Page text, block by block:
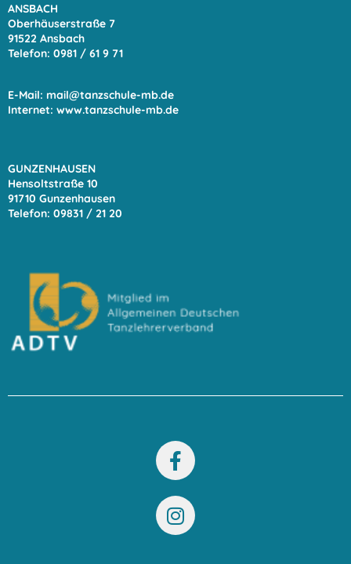
ANSBACH
Oberhäuserstraße 7
91522 Ansbach
Telefon: 0981 / 61 9 71
E-Mail: mail@tanzschule-mb.de
Internet: www.tanzschule-mb.de
GUNZENHAUSEN
Hensoltstraße 10
91710 Gunzenhausen
Telefon: 09831 / 21 20